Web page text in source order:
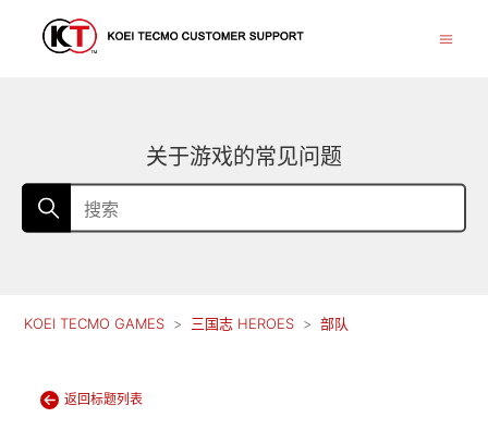
关于游戏的常见问题
KOEI TECMO GAMES 三国志 HEROES 部队
返回标题列表